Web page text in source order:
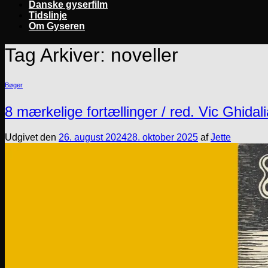
Danske gyserfilm
Tidslinje
Om Gyseren
Tag Arkiver: noveller
Bøger
8 mærkelige fortællinger / red. Vic
Udgivet den 26. august 202428. oktober 2025 afJette